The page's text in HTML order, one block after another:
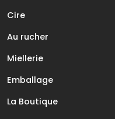
Cire
Au rucher
Miellerie
Emballage
La Boutique